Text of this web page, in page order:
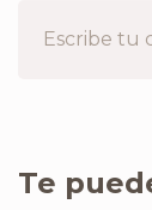
Escribe tu
Te